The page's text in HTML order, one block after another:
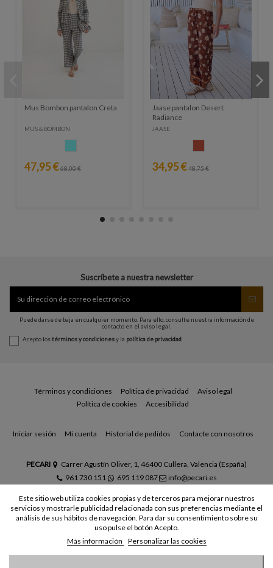
Mus Bombon pantalon Creta
MUS & BOMBON
47,95 € 68,00 €
Jaase pantalon Desert
Radiance
JAASE
34,95 €48,75 €
Suscríbete a nuestra newsletter
Puede darse de baja en cualquier momento. Para ello, consulte nuestra información de
contacto en el aviso legal.
Acepto lostérminos y condicionesy la política de privacidad
Términos y condiciones Política de privacidad
Aviso legal
Política de cookies
Accesibilidad
Iniciar sesión Mi cuenta Historial de pedidos Contacte con nosotros
PECARI
Carrer Agustín Oliver, 1, 46400 Cullera, Valencia (España)
961 730 151
695 119 087 info@pecari.es
Este sitio web utiliza cookies propias y de terceros para mejorar nuestros
servicios y mostrarle publicidad relacionada con sus preferencias mediante el
análisis de sus hábitos de navegación. Para dar su consentimiento sobre su
uso pulse el botón Acepto.
Más información
Personalizar las cookies
© Todos los derechos reservados - Powered bybytefactory